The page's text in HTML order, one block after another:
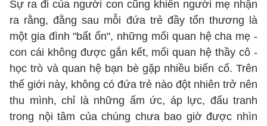
Sự ra đi của người con cũng khiến người mẹ nhận
ra rằng, đằng sau mỗi đứa trẻ đầy tổn thương là
một gia đình "bất ổn", những mối quan hệ cha mẹ -
con cái không được gắn kết, mối quan hệ thầy cô -
học trò và quan hệ bạn bè gặp nhiều biến cố. Trên
thế giới này, không có đứa trẻ nào đột nhiên trở nên
thu mình, chỉ là những ấm ức, áp lực, đấu tranh
trong nội tâm của chúng chưa bao giờ được nhìn